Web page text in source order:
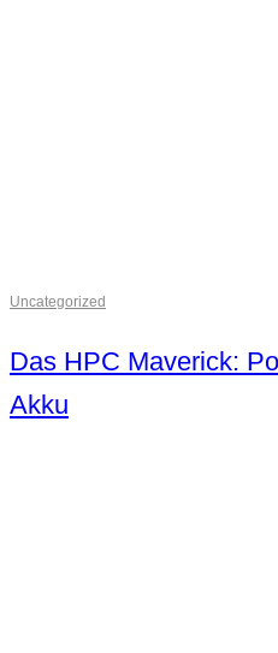
Uncategorized
Das HPC Maverick:
Akku